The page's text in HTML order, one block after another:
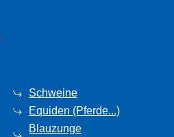
Schweine
Equiden (Pferde...)
Blauzunge